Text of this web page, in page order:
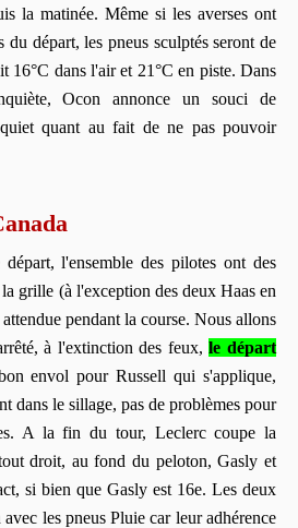
la matinée. Même si les averses ont
du départ, les pneus sculptés seront de
16°C dans l'air et 21°C en piste. Dans
Ocon annonce un souci de
quant au fait de ne pas pouvoir
l'ensemble des pilotes ont des
grille (à l'exception des deux Haas en
pendant la course. Nous allons
à l'extinction des feux,le départ
envol pour Russell qui s'applique,
dans le sillage, pas de problèmes pour
A la fin du tour, Leclerc coupe la
droit, au fond du peloton, Gasly et
si bien que Gasly est 16e. Les deux
les pneus Pluie car leur adhérence